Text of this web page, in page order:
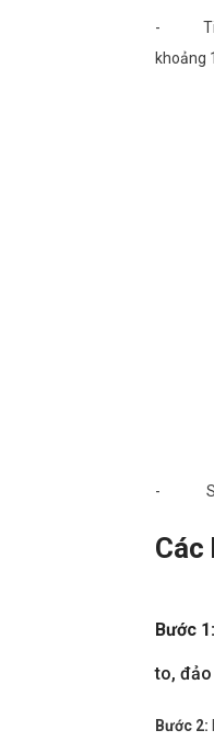
- Tiếp
khoảng
- Sau
Các
Bước 1:
to,
Bước 2: